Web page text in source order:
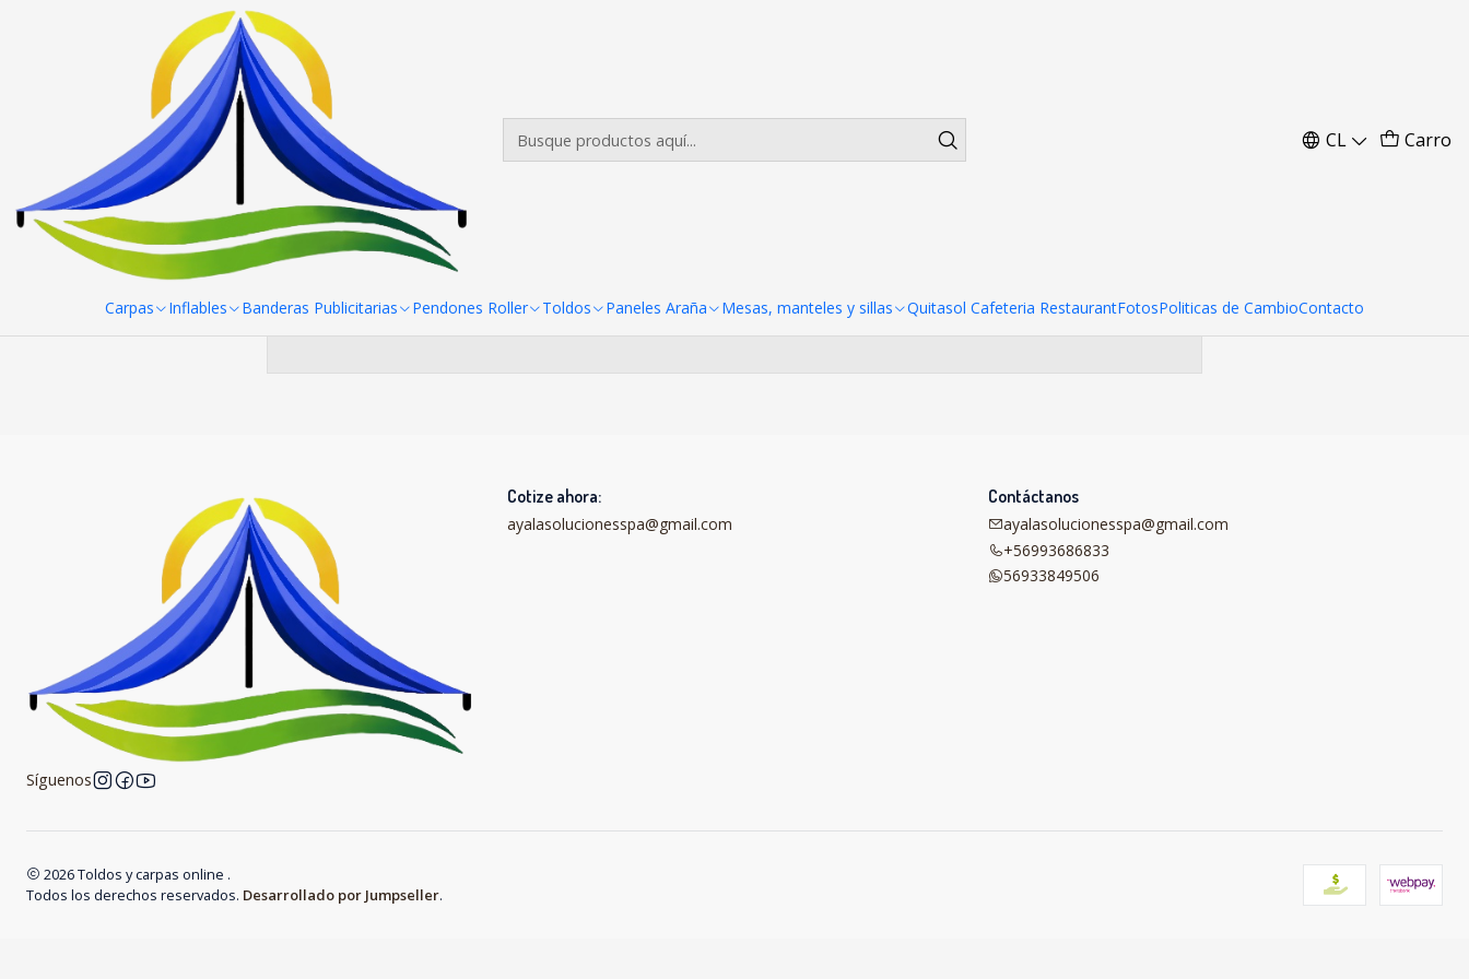
CL Carro
Carpas Inflables Banderas Publicitarias Pendones Roller Toldos Paneles Araña Mesas, manteles y sillas Quitasol Cafeteria RestaurantFotosPoliticas de CambioContacto
Mesas, manteles y sillas Manteles
Mantel Bistrech 220x145 cm Colores
productos.
Síguenos
Cotize ahora:
ayalasolucionesspa@gmail.com
Contáctanos
ayalasolucionesspa@gmail.com
+56993686833
56933849506
2026 Toldos y carpas online .
Todos los derechos reservados. Desarrollado por Jumpseller.